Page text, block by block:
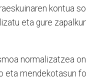
kontua
eta gure
normalizatzea
eta mendekotasun